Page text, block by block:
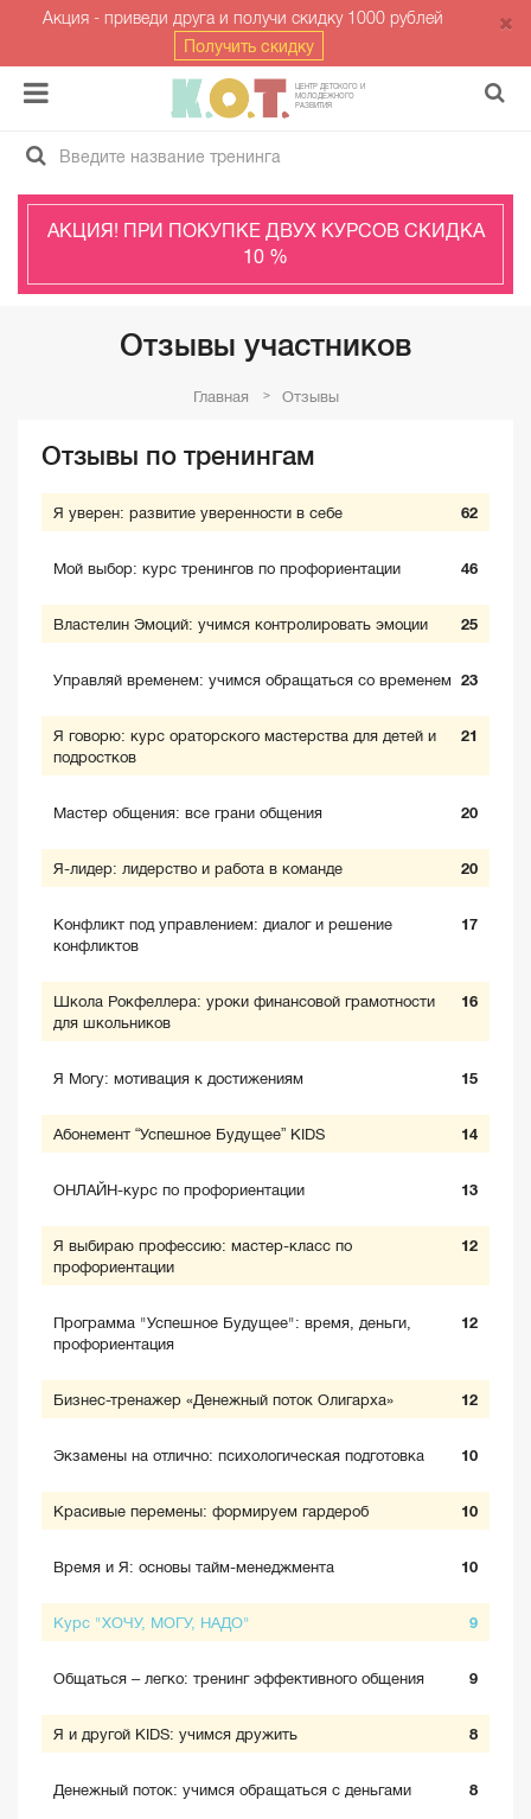
Акция - приведи друга и получи скидку 1000 рублей
Получить скидку
ЦЕНТР ДЕТСКОГО И
МОЛОДЁЖНОГО
РАЗВИТИЯ
АКЦИЯ! ПРИ ПОКУПКЕ ДВУХ КУРСОВ СКИДКА
10 %
Отзывы участников
Главная Отзывы
Отзывы по тренингам
Я уверен: развитие уверенности в себе 62
Мой выбор: курс тренингов по профориентации 46
Властелин Эмоций: учимся контролировать эмоции 25
Управляй временем: учимся обращаться со временем 23
Я говорю: курс ораторского мастерства для детей и
подростков
21
Мастер общения: все грани общения 20
Я-лидер: лидерство и работа в команде 20
Конфликт под управлением: диалог и решение
конфликтов
17
Школа Рокфеллера: уроки финансовой грамотности
для школьников
16
Я Могу: мотивация к достижениям 15
Абонемент “Успешное Будущее” KIDS 14
ОНЛАЙН-курс по профориентации 13
Я выбираю профессию: мастер-класс по
профориентации
12
Программа "Успешное Будущее": время, деньги,
профориентация
12
Бизнес-тренажер «Денежный поток Олигарха» 12
Экзамены на отлично: психологическая подготовка 10
Красивые перемены: формируем гардероб 10
Время и Я: основы тайм-менеджмента 10
Курс "ХОЧУ, МОГУ, НАДО" 9
Общаться – легко: тренинг эффективного общения 9
Я и другой KIDS: учимся дружить 8
Денежный поток: учимся обращаться с деньгами 8